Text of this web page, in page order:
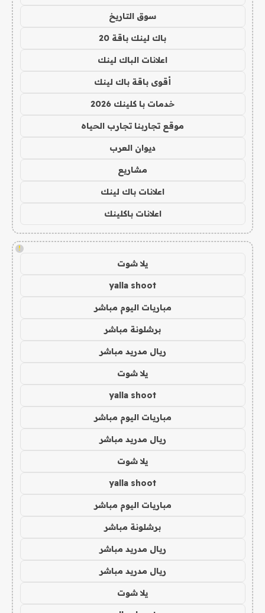
سوق التاريخ
باك لينك باقة 20
اعلانات الباك لينك
أقوى باقة باك لينك
خدمات با كلينك 2026
موقع تجاربنا تجارب الحياه
ديوان العرب
مشاريع
اعلانات باك لينك
اعلانات باكلينك
!
يلا شوت
yalla shoot
مباريات اليوم مباشر
برشلونة مباشر
ريال مدريد مباشر
يلا شوت
yalla shoot
مباريات اليوم مباشر
ريال مدريد مباشر
يلا شوت
yalla shoot
مباريات اليوم مباشر
برشلونة مباشر
ريال مدريد مباشر
ريال مدريد مباشر
يلا شوت